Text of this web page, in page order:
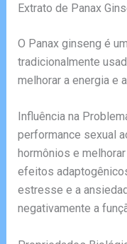
Extrato de Panax
O Panax ginseng é
tradicionalmente
melhorar a energia e
Influência na
performance sexual
hormônios e
efeitos
estresse e a
negativamente a